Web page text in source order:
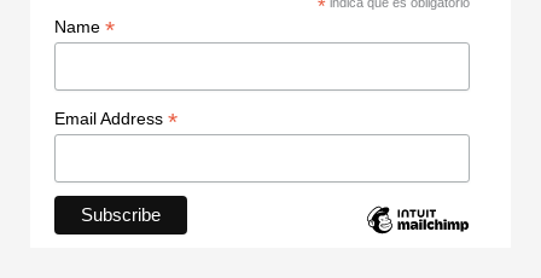
*
Name *
Email Address *